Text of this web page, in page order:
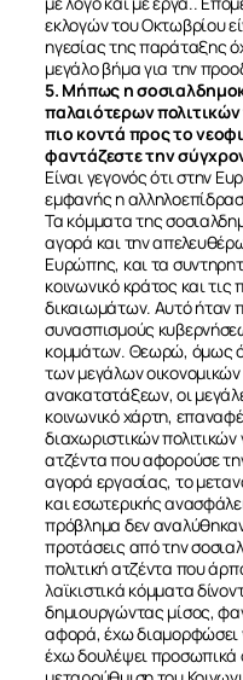
ΣΧΕΤΙΚΑ
ΝΕΑ
εκλογών του Οκτωβρίου
ηγεσίας της παράταξης
μεγάλο βήμα για την
5. Μήπως η
παλαιότερων
πιο κοντά προς το
φαντάζεστε την
Είναι γεγονός ότι στην
εμφανής η
Τα κόμματα της
αγορά και την
Ευρώπης, και τα
κοινωνικό κράτος και
δικαιωμάτων. Αυτό ήταν
συνασπισμούς
κομμάτων. Θεωρώ, όμως
των μεγάλων οικονομικών
ανακατατάξεων, οι
κοινωνικό χάρτη,
διαχωριστικών
ατζέντα που αφορούσε
αγορά εργασίας, το
και εσωτερικής
πρόβλημα δεν
προτάσεις από την
πολιτική ατζέντα που
λαϊκιστικά κόμματα
δημιουργώντας μίσος,
αφορά, έχω διαμορφώσει
έχω δουλέψει προσωπικά